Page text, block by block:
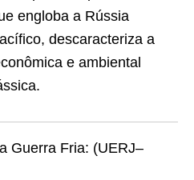
engloba a Rússia
descaracteriza a
e ambiental
Guerra Fria: (UERJ–